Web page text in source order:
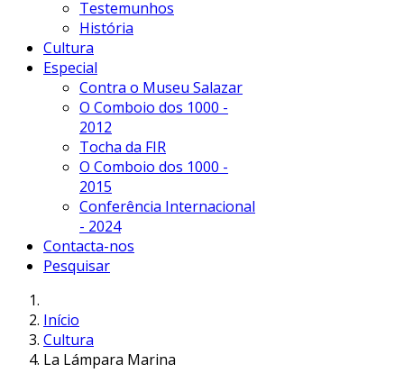
Testemunhos
História
Cultura
Especial
Contra o Museu Salazar
O Comboio dos 1000 -
2012
Tocha da FIR
O Comboio dos 1000 -
2015
Conferência Internacional
- 2024
Contacta-nos
Pesquisar
Início
Cultura
La Lámpara Marina